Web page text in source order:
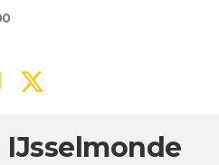
IJsselmonde